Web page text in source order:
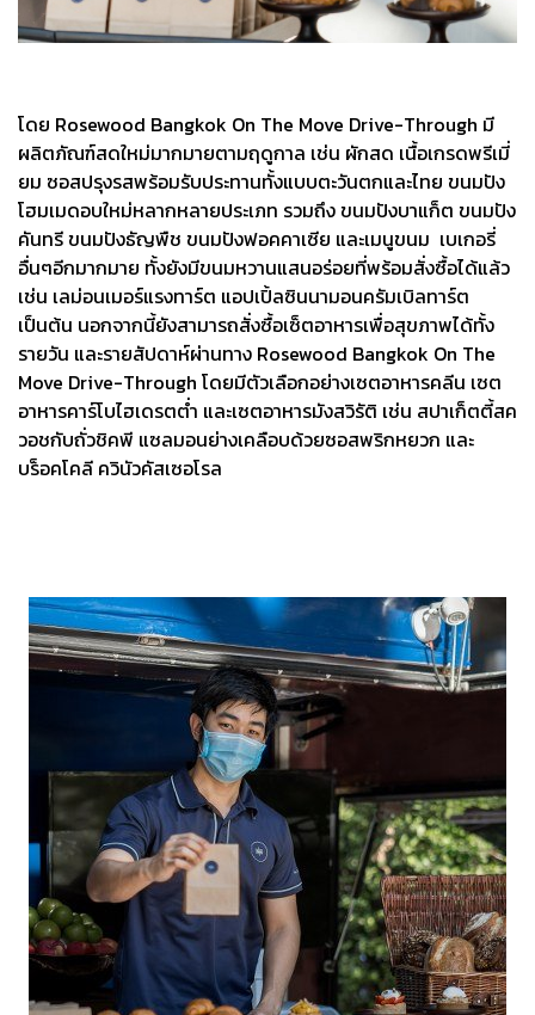
โดย Rosewood Bangkok On The Move Drive-Through มี
ผลิตภัณฑ์สดใหม่มากมายตามฤดูกาล เช่น ผักสด เนื้อเกรดพรีเมี่
ยม ซอสปรุงรสพร้อมรับประทานทั้งแบบตะวันตกและไทย ขนมปัง
โฮมเมดอบใหม่หลากหลายประเภท รวมถึง ขนมปังบาแก็ต ขนมปัง
คันทรี ขนมปังธัญพืช ขนมปังฟอคคาเซีย และเมนูขนม เบเกอรี่
อื่นๆอีกมากมาย ทั้งยังมีขนมหวานแสนอร่อยที่พร้อมสั่งซื้อได้แล้ว
เช่น เลม่อนเมอร์แรงทาร์ต แอปเปิ้ลซินนามอนครัมเบิลทาร์ต
เป็นต้น นอกจากนี้ยังสามารถสั่งซื้อเซ็ตอาหารเพื่อสุขภาพได้ทั้ง
รายวัน และรายสัปดาห์ผ่านทาง Rosewood Bangkok On The
Move Drive-Through โดยมีตัวเลือกอย่างเซตอาหารคลีน เซต
อาหารคาร์โบไฮเดรตต่ำ และเซตอาหารมังสวิรัติ เช่น สปาเก็ตตี้สค
วอชกับถั่วชิคพี แซลมอนย่างเคลือบด้วยซอสพริกหยวก และ
บร็อคโคลี ควินัวคัสเซอโรล